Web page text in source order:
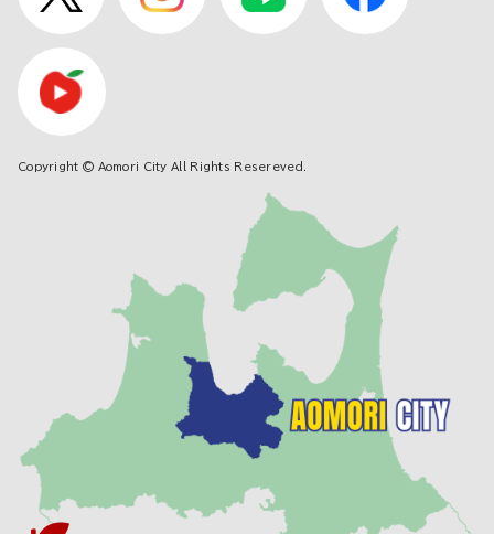
Copyright © Aomori City All Rights Resereved.